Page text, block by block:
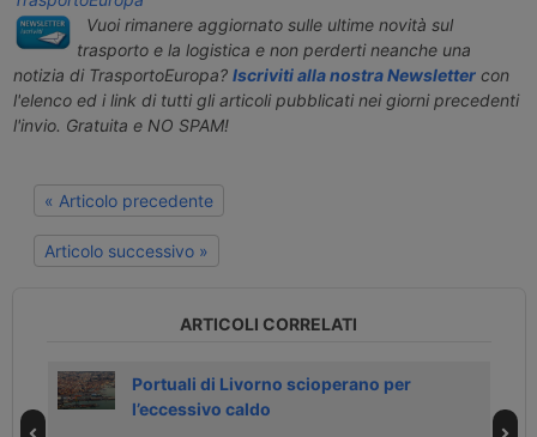
Vuoi rimanere aggiornato sulle ultime novità sul
trasporto e la logistica e non perderti neanche una
notizia di TrasportoEuropa? Iscriviti alla nostra Newslettercon
l'elenco ed i link di tutti gli articoli pubblicati nei giorni precedenti
l'invio. Gratuita e NO SPAM!
« Articolo precedente
Articolo successivo »
ARTICOLI CORRELATI
Portuali di Livorno scioperano per
l’eccessivo caldo